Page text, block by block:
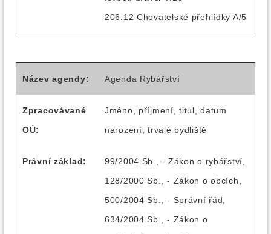
206.12 Chovatelské přehlídky A/5
Název agendy: Agenda Rybářství
Zpracovávané
OÚ:
Jméno, příjmení, titul, datum
narození, trvalé bydliště
Právní základ:
99/2004 Sb., - Zákon o rybářství,
128/2000 Sb., - Zákon o obcích,
500/2004 Sb., - Správní řád,
634/2004 Sb., - Zákon o